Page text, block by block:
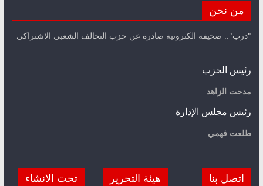
من نحن
"درب".. صحيفة الكترونية صادرة عن حزب التحالف الشعبي الاشتراكي
رئيس الحزب
مدحت الزاهد
رئيس مجلس الإدارة
طلعت فهمي
اتصل بنا هيئة التحرير تحت الانشاء